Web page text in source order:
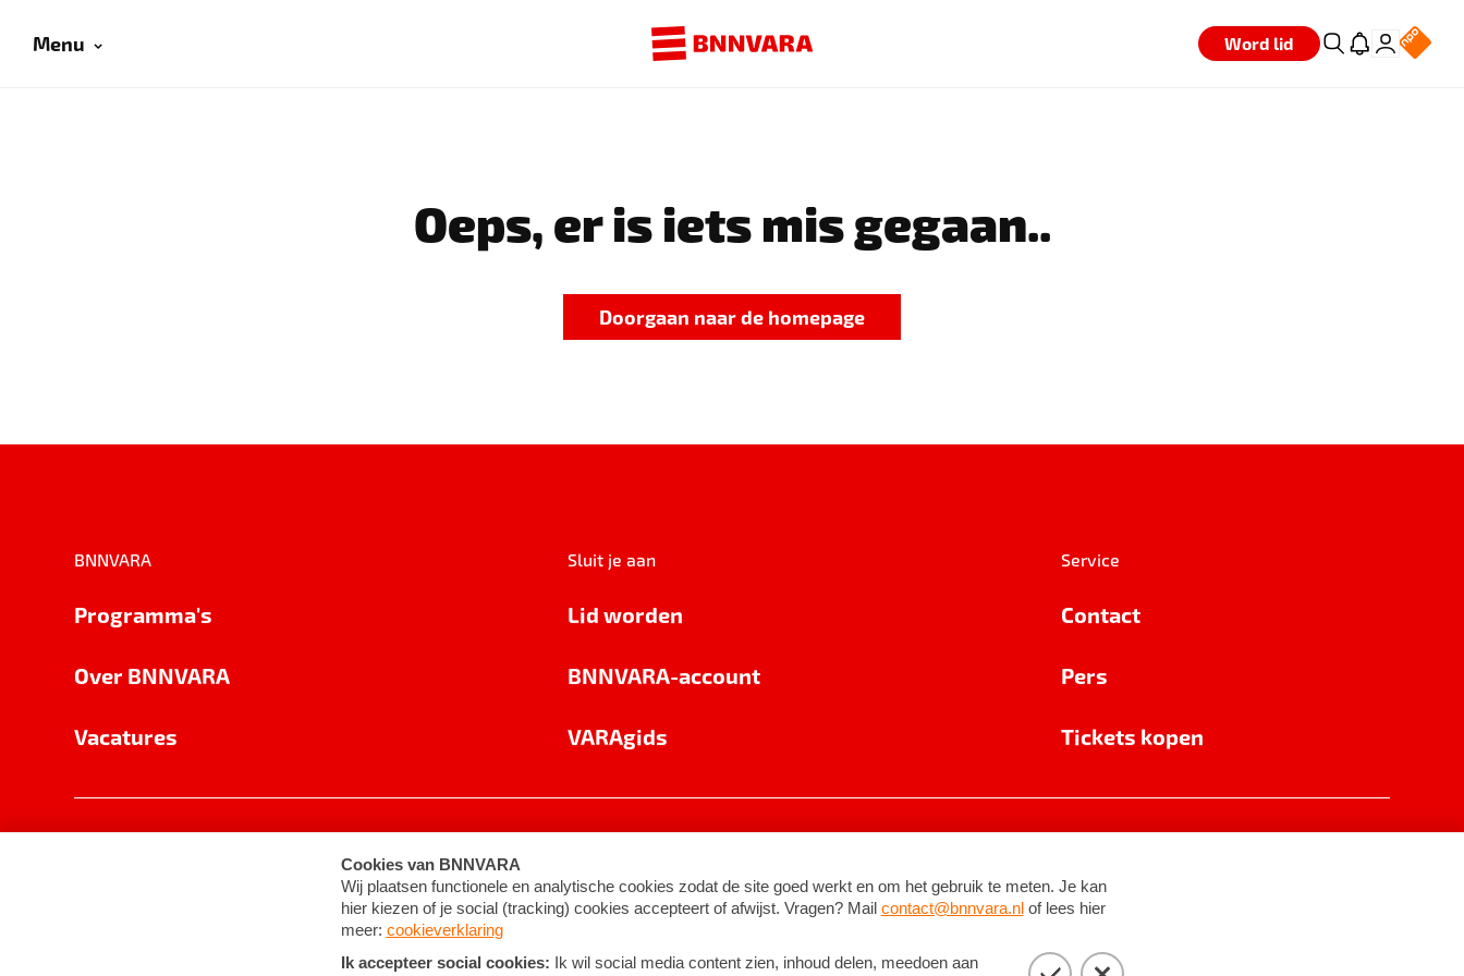
Menu Word lid
Oeps, er is iets mis gegaan..
Doorgaan naar de homepage
BNNVARA
Programma's
Over BNNVARA
Vacatures
Sluit je aan
Lid worden
BNNVARA-account
VARAgids
Service
Contact
Pers
Tickets kopen
Cookie-instellingen Algemene voorwaarden ©2026BNNVARA